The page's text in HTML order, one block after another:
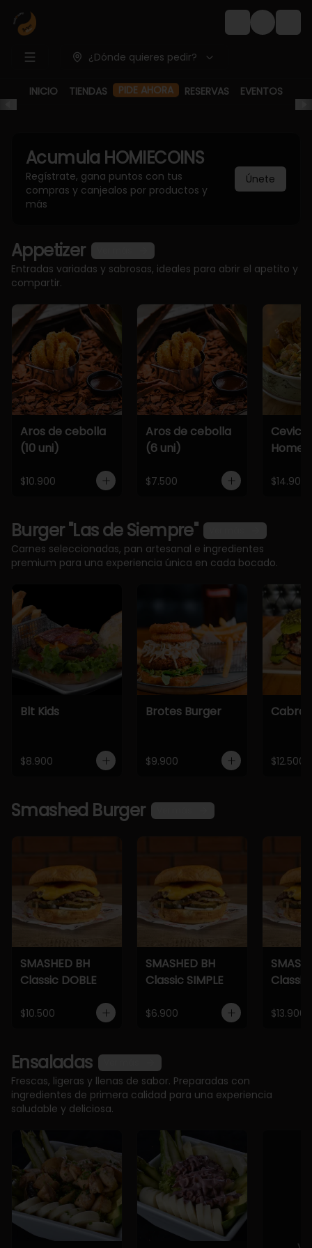
Login
¿Dónde quieres pedir?
INICIO TIENDAS PIDE AHORA RESERVAS EVENTOS
Acumula HOMIECOINS
Regístrate, gana puntos con tus
compras y canjealos por productos y
más
Únete
Appetizer
Entradas variadas y sabrosas, ideales para abrir el apetito y
compartir.
Aros de cebolla
(10 uni)
$10.900
Aros de cebolla
(6 uni)
$7.500
Home
$14.900
Burger "Las de Siempre"
Carnes seleccionadas, pan artesanal e ingredientes
premium para una experiencia única en cada bocado.
Blt Kids
$8.900
Brotes Burger
$9.900
Cabra
$12.500
Smashed Burger
SMASHED BH
Classic DOBLE
$10.500
SMASHED BH
Classic SIMPLE
$6.900
Classic
$13.900
Ensaladas
Frescas, ligeras y llenas de sabor. Preparadas con
ingredientes de primera calidad para una experiencia
saludable y deliciosa.